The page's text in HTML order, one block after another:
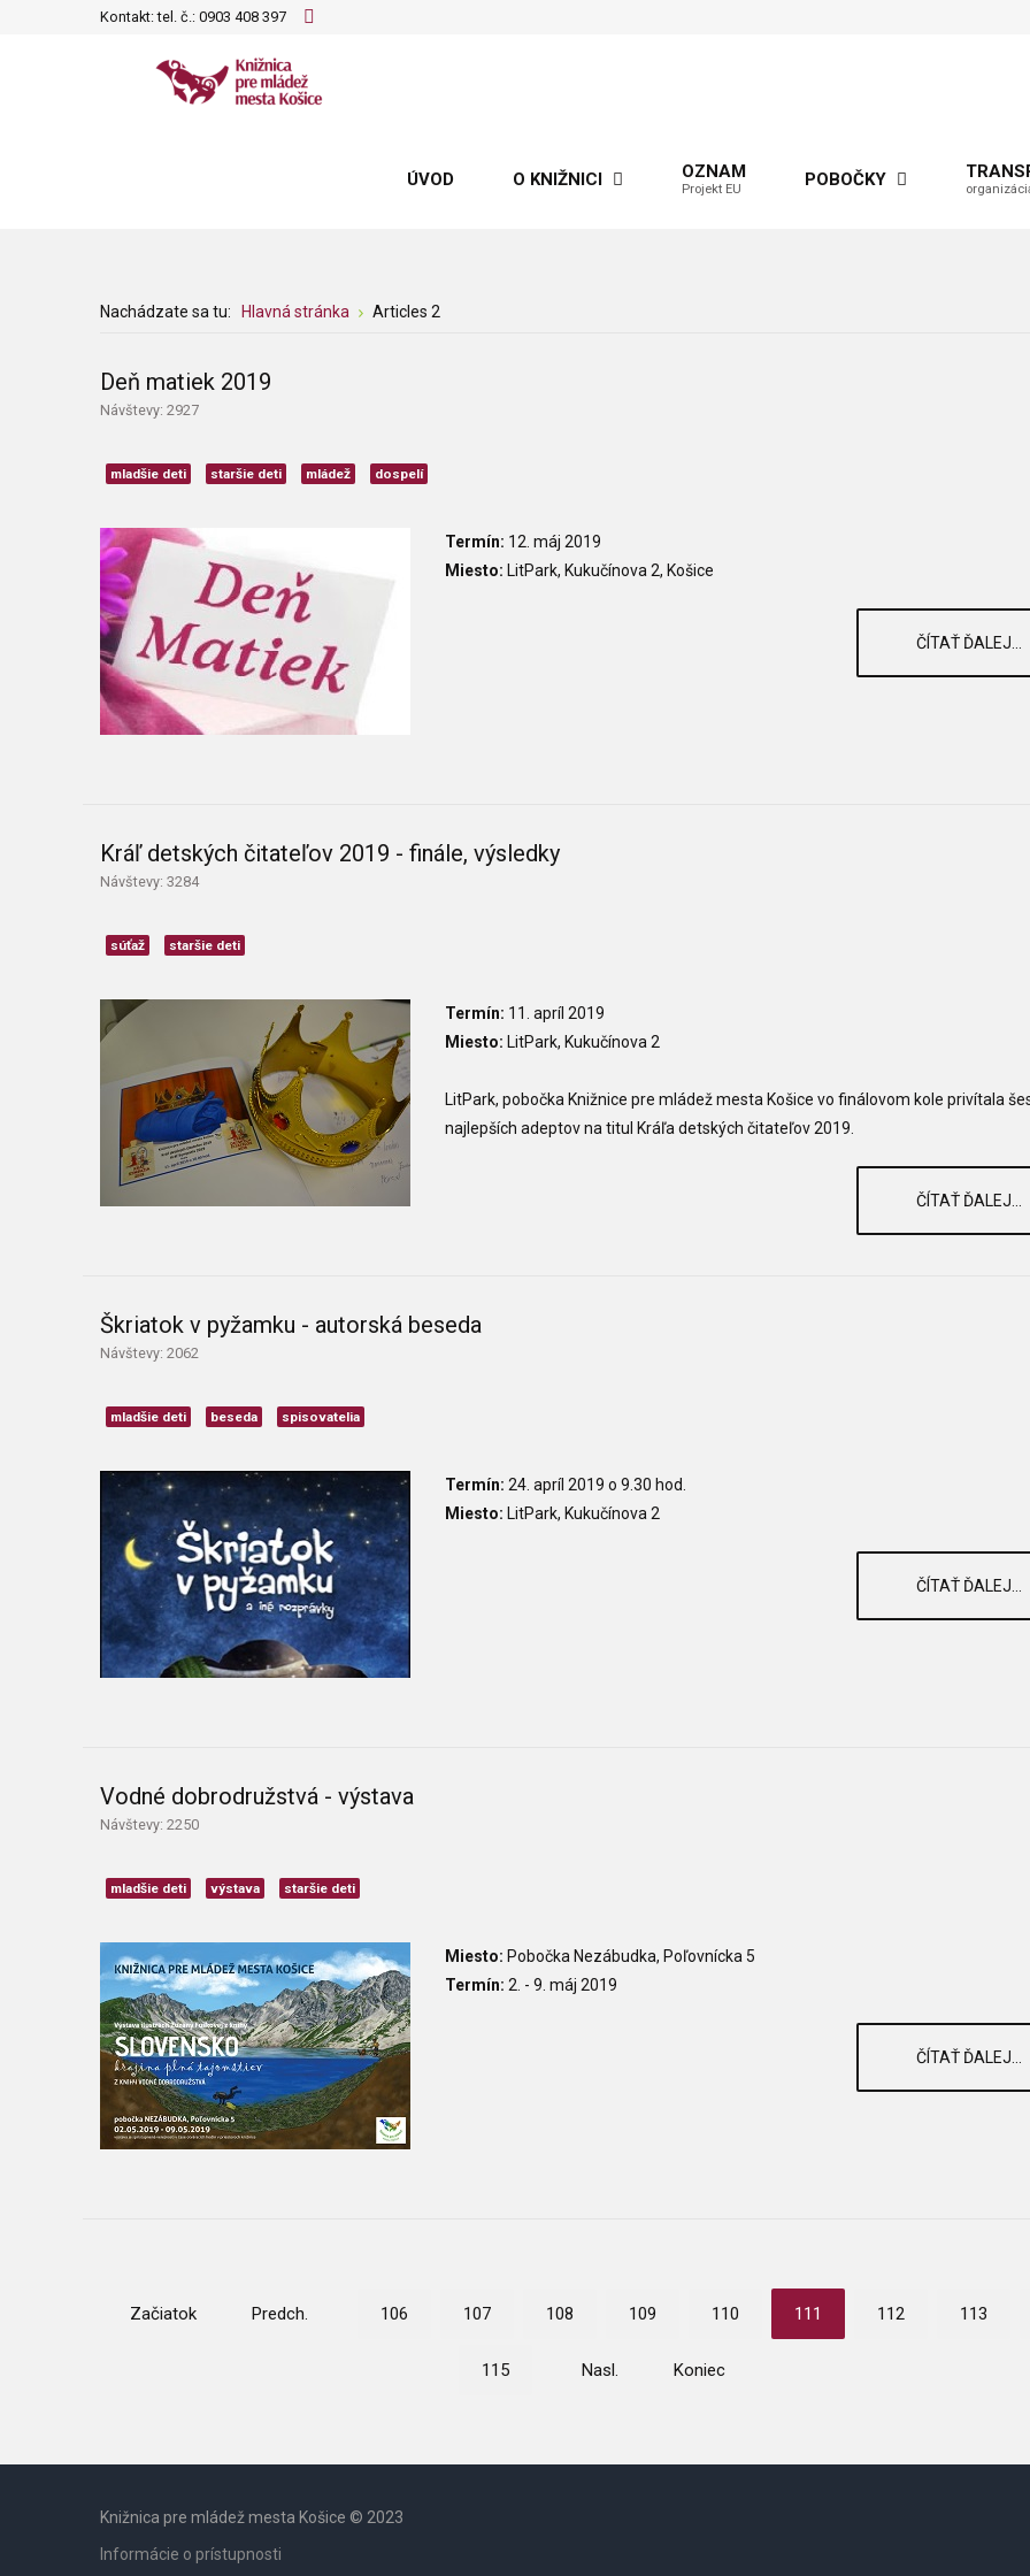
Kontakt: tel. č.: 0903 408 397
ÚVOD O KNIŽNICI OZNAM
Projekt EU POBOČKY
Nachádzate sa tu: Hlavná stránka Articles 2
Deň matiek 2019
Návštevy: 2927
mladšie deti staršie deti mládež dospelí
Termín: 12. máj 2019
Miesto: LitPark, Kukučínova 2, Košice
ČÍTAŤ ĎALEJ...
Kráľ detských čitateľov 2019 - finále, výsledky
Návštevy: 3284
súťaž staršie deti
Termín: 11. apríl 2019
Miesto: LitPark, Kukučínova 2
LitPark, pobočka Knižnice pre mládež mesta Košice vo finálovom kole privítala
najlepších adeptov na titul Kráľa detských čitateľov 2019.
ČÍTAŤ ĎALEJ...
Škriatok v pyžamku - autorská beseda
Návštevy: 2062
mladšie deti beseda spisovatelia
Termín: 24. apríl 2019 o 9.30 hod.
Miesto: LitPark, Kukučínova 2
ČÍTAŤ ĎALEJ...
Vodné dobrodružstvá - výstava
Návštevy: 2250
mladšie deti výstava staršie deti
Miesto: Pobočka Nezábudka, Poľovnícka 5
Termín: 2. - 9. máj 2019
ČÍTAŤ ĎALEJ...
Začiatok Predch. 106 107 108 109 110 111 112 113
115 Nasl. Koniec
Knižnica pre mládež mesta Košice © 2023
Informácie o prístupnosti